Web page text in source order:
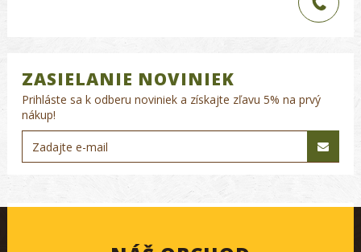
ZASIELANIE NOVINIEK
Prihláste sa k odberu noviniek a získajte zľavu 5% na prvý
nákup!